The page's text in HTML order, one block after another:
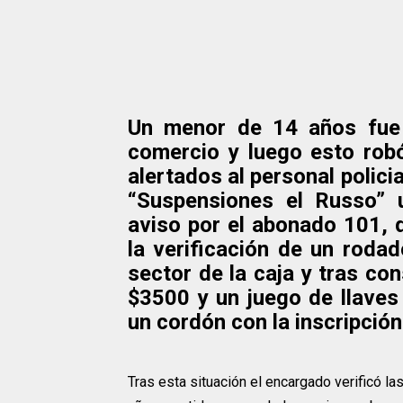
Un menor de 14 años
comercio y luego esto
alertados al personal
“Suspensiones el
aviso por el abonado 101,
la verificación de un
sector de la caja y tras
$3500 y un juego de
un cordón con la
Tras esta situación el encargado verificó